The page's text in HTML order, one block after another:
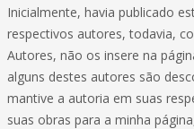
Inicialmente, havia publicado
respectivos autores, todavia,
Autores, não os insere na
alguns destes autores são
mantive a autoria em suas
suas obras para a minha